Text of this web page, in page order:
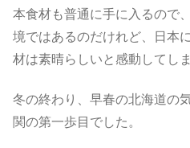
本食材も普通に手に入るので
境ではあるのだけれど、日本
材は素晴らしいと感動してしま
冬の終わり、早春の北海道の
関の第一歩目でした。